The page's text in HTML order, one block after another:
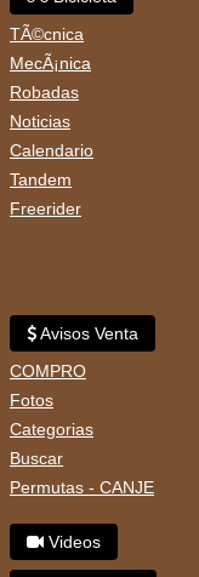
TÃ©cnica
MecÃ¡nica
Robadas
Noticias
Calendario
Tandem
Freerider
Avisos Venta
COMPRO
Fotos
Categorias
Buscar
Permutas - CANJE
Videos